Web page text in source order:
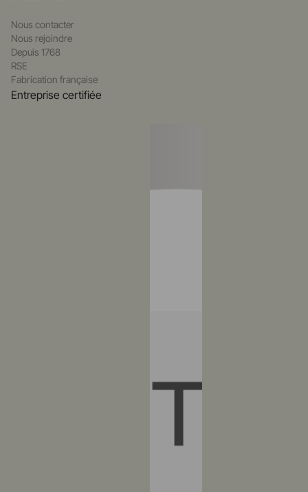
Nous contacter
Nous rejoindre
Depuis 1768
RSE
Fabrication française
Entreprise certifiée